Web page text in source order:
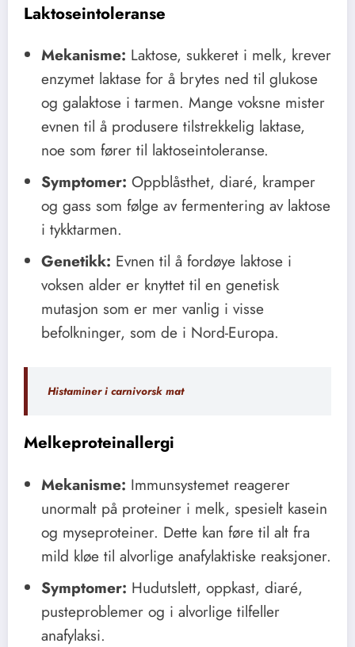
Laktoseintoleranse
Mekanisme: Laktose, sukkeret i melk, krever
enzymet laktase for å brytes ned til glukose
og galaktose i tarmen. Mange voksne mister
evnen til å produsere tilstrekkelig laktase,
noe som fører til laktoseintoleranse.
Symptomer: Oppblåsthet, diaré, kramper
og gass som følge av fermentering av laktose
i tykktarmen.
Genetikk: Evnen til å fordøye laktose i
voksen alder er knyttet til en genetisk
mutasjon som er mer vanlig i visse
befolkninger, som de i Nord-Europa.
Histaminer i carnivorsk mat
Melkeproteinallergi
Mekanisme: Immunsystemet reagerer
unormalt på proteiner i melk, spesielt kasein
og myseproteiner. Dette kan føre til alt fra
mild kløe til alvorlige anafylaktiske reaksjoner.
Symptomer: Hudutslett, oppkast, diaré,
pusteproblemer og i alvorlige tilfeller
anafylaksi.